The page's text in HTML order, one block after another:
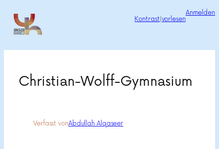
Zum
Inhalt
springen
Kontrast vorlesen
Anmelden
Christian-Wolff-Gymnasium
Verfasst vonAbdullah Alqaseer